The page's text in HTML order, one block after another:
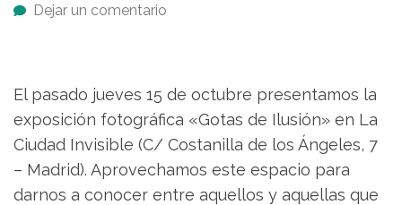
Dejar un comentario
El pasado jueves 15 de octubre presentamos la
exposición fotográfica «Gotas de Ilusión» en La
Ciudad Invisible (C/ Costanilla de los Ángeles, 7
– Madrid). Aprovechamos este espacio para
darnos a conocer entre aquellos y aquellas que